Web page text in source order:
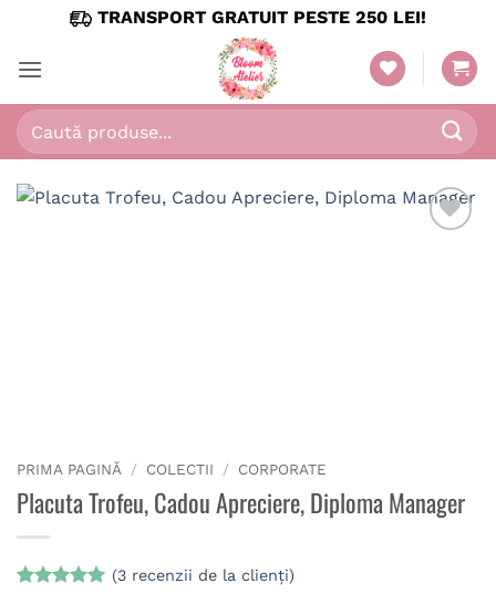
content
TRANSPORT GRATUIT PESTE 250 LEI!
Caută
după:
PRIMA PAGINĂ / COLECTII / CORPORATE
Placuta Trofeu, Cadou Apreciere, Diploma Manager
(3recenzii de la clienți)